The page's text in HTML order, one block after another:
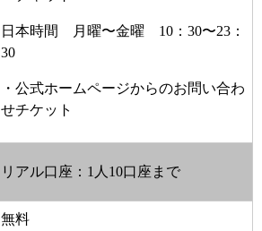
日本時間 月曜〜金曜 10：30〜23：
30
・公式ホームページからのお問い合わ
せチケット
リアル口座：1人10口座まで
無料